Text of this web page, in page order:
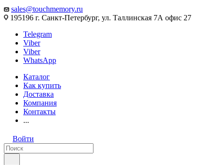
sales@touchmemory.ru
195196 г. Санкт-Петербург, ул. Таллинская 7А офис 27
Telegram
Viber
Viber
WhatsApp
Каталог
Как купить
Доставка
Компания
Контакты
...
Войти